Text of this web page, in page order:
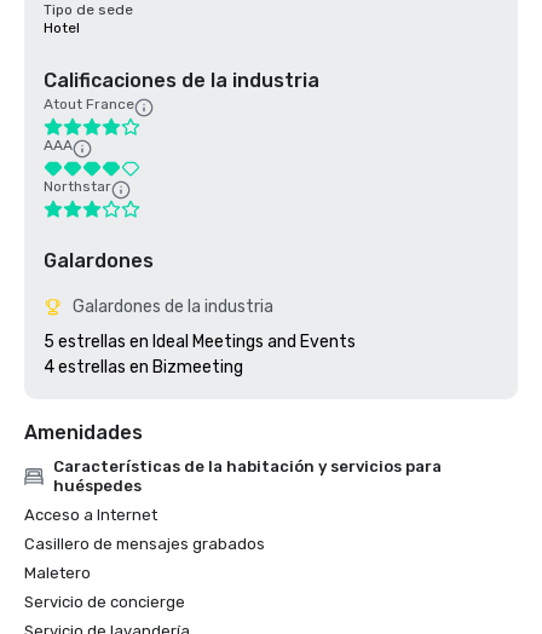
Tipo de sede
Hotel
Calificaciones de la industria
Atout France
AAA
Northstar
Galardones
Galardones de la industria
5 estrellas en Ideal Meetings and Events
4 estrellas en Bizmeeting
Amenidades
Características de la habitación y servicios para
huéspedes
Acceso a Internet
Casillero de mensajes grabados
Maletero
Servicio de concierge